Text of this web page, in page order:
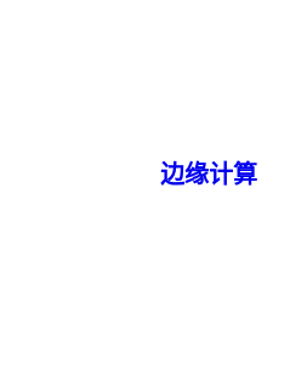
边缘计算